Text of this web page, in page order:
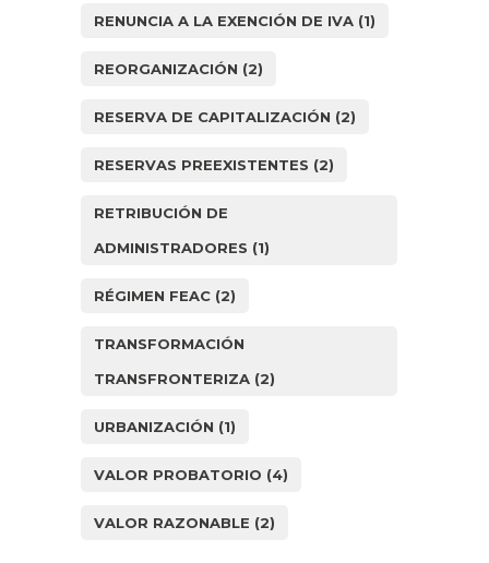
RENUNCIA A LA EXENCIÓN DE IVA (1)
REORGANIZACIÓN (2)
RESERVA DE CAPITALIZACIÓN (2)
RESERVAS PREEXISTENTES (2)
RETRIBUCIÓN DE
ADMINISTRADORES (1)
RÉGIMEN FEAC (2)
TRANSFORMACIÓN
TRANSFRONTERIZA (2)
URBANIZACIÓN (1)
VALOR PROBATORIO (4)
VALOR RAZONABLE (2)